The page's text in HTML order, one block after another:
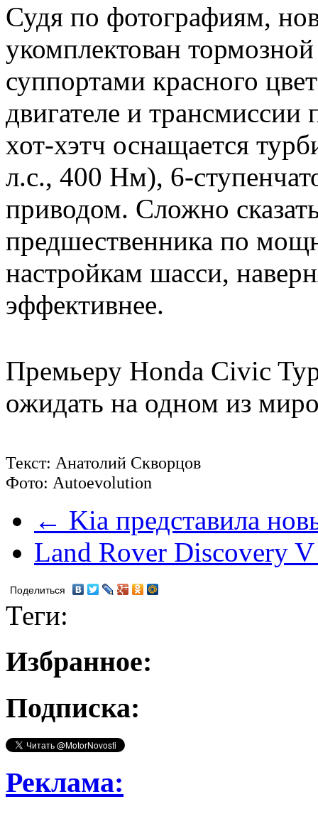
Судя по фотографиям,
укомплектован
суппортами красного
двигателе и
хот-хэтч оснащается
л.с., 400 Нм), 6-
приводом. Сложно
предшественника по
настройкам шасси,
эффективнее.
Премьеру Honda Civic
ожидать на одном из
Текст: Анатолий Скворцов
Фото: Autoevolution
← Kia представила
Land Rover Discovery
Поделиться
Теги:
Избранное:
Подписка:
Реклама: